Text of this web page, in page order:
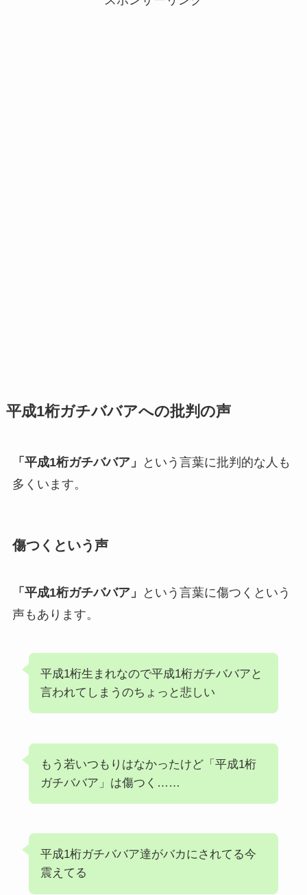
平成1桁ガチババアへの批判の声
「平成1桁ガチババア」
という言葉に批判的な人も
多くいます。
傷つくという声
「平成1桁ガチババア」
という言葉に傷つくという
声もあります。
平成1桁生まれなので平成1桁ガチババアと
言われてしまうのちょっと悲しい
もう若いつもりはなかったけど「平成1桁
ガチババア」は傷つく……
平成1桁ガチババア達がバカにされてる今
震えてる